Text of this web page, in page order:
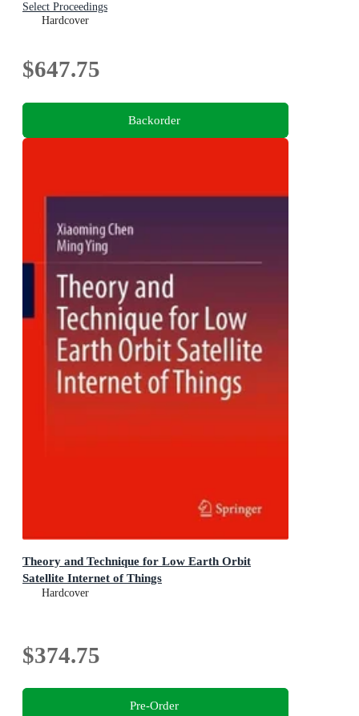
Select Proceedings
Hardcover
$647.75
Backorder
Theory and Technique for Low Earth Orbit
Satellite Internet of Things
Hardcover
$374.75
Pre-Order